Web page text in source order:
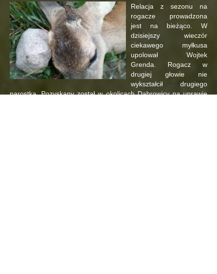
Relacja z sezonu na
rogacze prowadzona
jest na bieżąco. W
dzisiejszy wieczór
ciekawego myłkusa
upolował Wojtek
Grenda. Rogacz w
drugiej głowie nie
wykształcił drugiego
parostka. Pozyskany został w okolicach Dąbrowicy na uprawie